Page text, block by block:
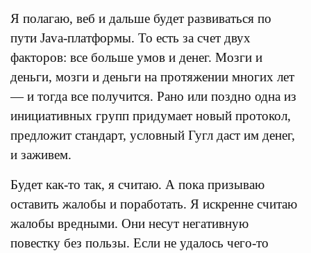
Я полагаю, веб и дальше будет развиваться по
пути Java-платформы. То есть за счет двух
факторов: все больше умов и денег. Мозги и
деньги, мозги и деньги на протяжении многих лет
— и тогда все получится. Рано или поздно одна из
инициативных групп придумает новый протокол,
предложит стандарт, условный Гугл даст им денег,
и заживем.
Будет как-то так, я считаю. А пока призываю
оставить жалобы и поработать. Я искренне считаю
жалобы вредными. Они несут негативную
повестку без пользы. Если не удалось чего-то